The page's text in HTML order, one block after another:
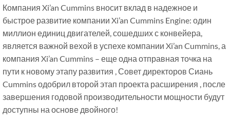
Компания Xi’an Cummins вносит вклад в надежное и
быстрое развитие компании Xi’an Cummins Engine: один
миллион единиц двигателей, сошедших с конвейера,
является важной вехой в успехе компании Xi’an Cummins, а
компания Xi’an Cummins – еще одна отправная точка на
пути к новому этапу развития , Совет директоров Сиань
Cummins одобрил второй этап проекта расширения , после
завершения годовой производительности мощности будут
доступны на основе двойного!